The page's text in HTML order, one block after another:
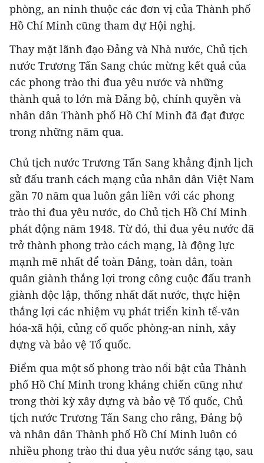
phòng, an ninh thuộc các đơn vị của Thành phố
Hồ Chí Minh cũng tham dự Hội nghị.
Thay mặt lãnh đạo Đảng và Nhà nước, Chủ tịch
nước Trương Tấn Sang chúc mừng kết quả của
các phong trào thi đua yêu nước và những
thành quả to lớn mà Đảng bộ, chính quyền và
nhân dân Thành phố Hồ Chí Minh đã đạt được
trong những năm qua.
Chủ tịch nước Trương Tấn Sang khẳng định lịch
sử đấu tranh cách mạng của nhân dân Việt Nam
gần 70 năm qua luôn gắn liền với các phong
trào thi đua yêu nước, do Chủ tịch Hồ Chí Minh
phát động năm 1948. Từ đó, thi đua yêu nước đã
trở thành phong trào cách mạng, là động lực
mạnh mẽ nhất để toàn Đảng, toàn dân, toàn
quân giành thắng lợi trong công cuộc đấu tranh
giành độc lập, thống nhất đất nước, thực hiện
thắng lợi các nhiệm vụ phát triển kinh tế-văn
hóa-xã hội, củng cố quốc phòng-an ninh, xây
dựng và bảo vệ Tổ quốc.
Điểm qua một số phong trào nổi bật của Thành
phố Hồ Chí Minh trong kháng chiến cũng như
trong thời kỳ xây dựng và bảo vệ Tổ quốc, Chủ
tịch nước Trương Tấn Sang cho rằng, Đảng bộ
và nhân dân Thành phố Hồ Chí Minh luôn có
nhiều phong trào thi đua yêu nước sáng tạo, sau